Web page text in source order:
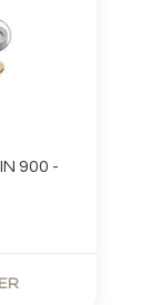
900 -